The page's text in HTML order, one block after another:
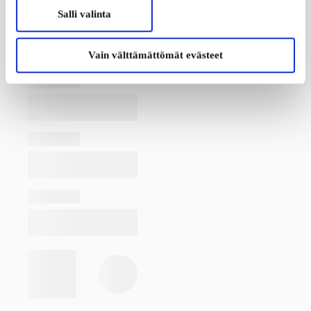
Salli valinta
Vain välttämättömät evästeet